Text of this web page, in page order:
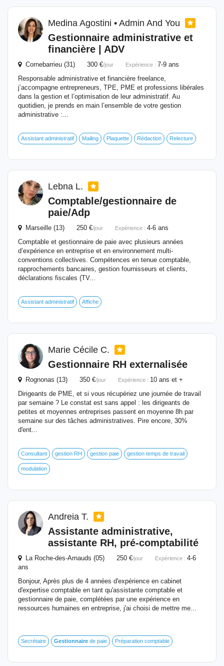
Medina Agostini • Admin And You
Gestionnaire administrative et
financière | ADV
Cornebarrieu (31) 300 €/jour Expérience : 7-9 ans
Responsable administrative et financière freelance,
j’accompagne entrepreneurs, TPE, PME et professions libérales
dans la gestion et l’optimisation de leur administratif. Au
quotidien, je prends en main l’ensemble de votre gestion
administrative :...
Assistant administratif Mailing Plaquette Rédaction Relecture
Lebna L.
Comptable/gestionnaire de
paie/Adp
Marseille (13) 250 €/jour Expérience : 4-6 ans
Comptable et gestionnaire de paie avec plusieurs années
d’expérience en entreprise et en environnement multi-
conventions collectives. Compétences en tenue comptable,
rapprochements bancaires, gestion fournisseurs et clients,
déclarations fiscales (TV...
Assistant administratif Affiche
Marie Cécile C.
Gestionnaire RH externalisée
Rognonas (13) 350 €/jour Expérience : 10 ans et +
Dirigeants de PME, et si vous récupériez une journée de travail
par semaine ? Le constat est sans appel : les dirigeants de
petites et moyennes entreprises passent en moyenne 8h par
semaine sur des tâches administratives. Pire encore, 30%
d'ent...
Consultant gestion RH gestion paie gestion temps de travail
modulation
Andreia T.
Assistante administrative,
assistante RH, pré-comptabilité
La Roche-des-Arnauds (05) 250 €/jour Expérience : 4-6
ans
Bonjour, Après plus de 4 années d'expérience en cabinet
d'expertise comptable en tant qu'assistante comptable et
gestionnaire de paie, complétées par une expérience en
ressources humaines en entreprise, j'ai choisi de mettre me...
Secrétaire Gestionnaire de paie Préparation comptable